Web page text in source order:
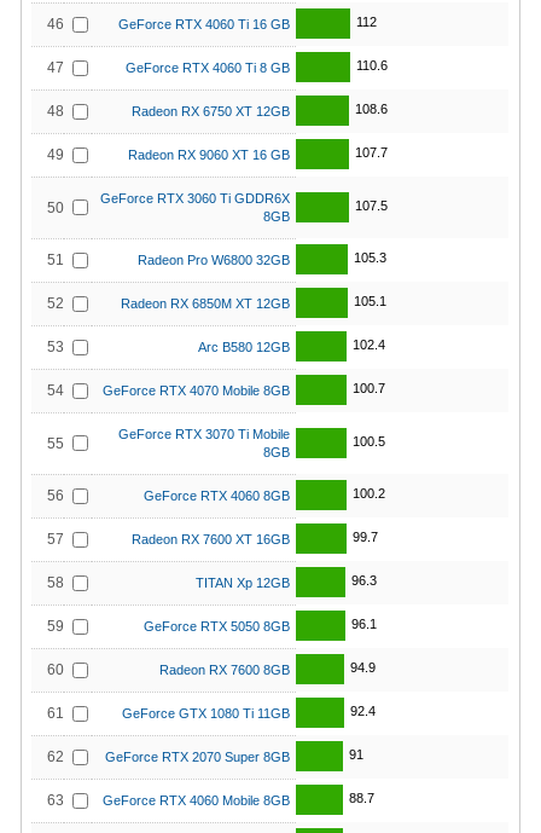
46 GeForce RTX 4060 Ti 16 GB 112
47 GeForce RTX 4060 Ti 8 GB 110.6
48 Radeon RX 6750 XT 12GB 108.6
49 Radeon RX 9060 XT 16 GB 107.7
50
GeForce RTX 3060 Ti GDDR6X
8GB
107.5
51 Radeon Pro W6800 32GB 105.3
52 Radeon RX 6850M XT 12GB 105.1
53 Arc B580 12GB 102.4
54 GeForce RTX 4070 Mobile 8GB 100.7
55
GeForce RTX 3070 Ti Mobile
8GB
100.5
56 GeForce RTX 4060 8GB 100.2
57 Radeon RX 7600 XT 16GB 99.7
58 TITAN Xp 12GB 96.3
59 GeForce RTX 5050 8GB 96.1
60 Radeon RX 7600 8GB 94.9
61 GeForce GTX 1080 Ti 11GB 92.4
62 GeForce RTX 2070 Super 8GB 91
63 GeForce RTX 4060 Mobile 8GB 88.7